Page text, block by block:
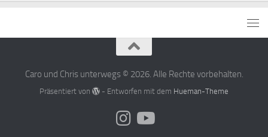
Caro und Chris unterwegs © 2026. Alle Rechte vorbehalten.
Präsentiert von - Entworfen mit dem Hueman-Theme